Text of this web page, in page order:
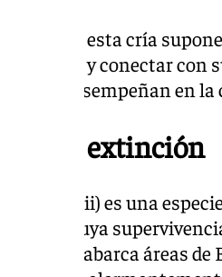
llegada de esta cría
especie y conectar
desempeñan en
de extinción
goeldii) es una
cuya
abarca áreas